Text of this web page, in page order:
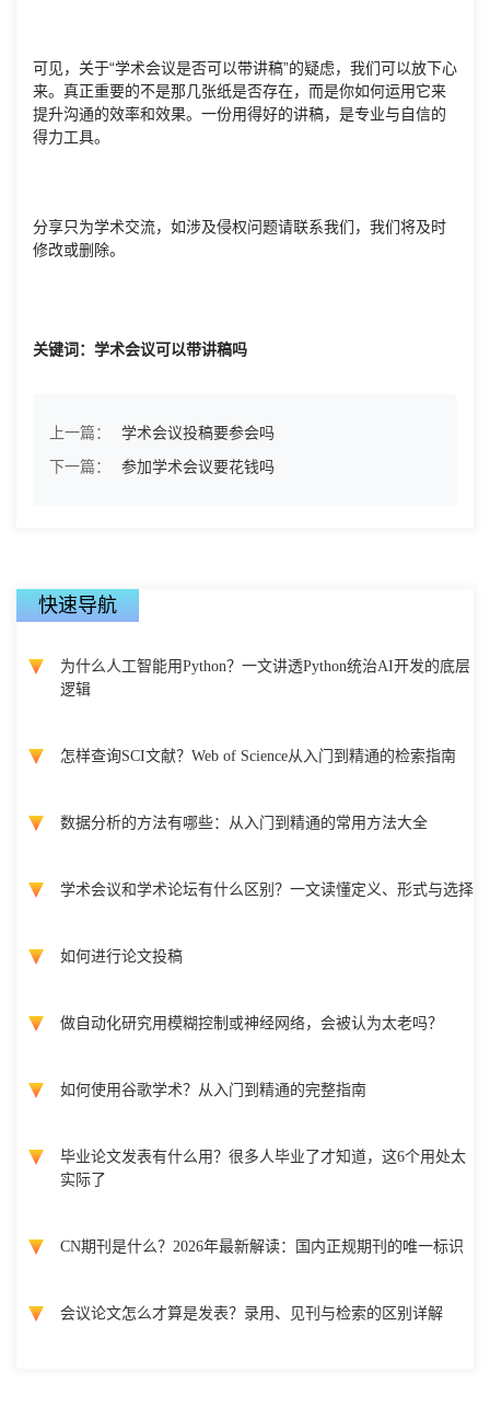
可见，关于“学术会议是否可以带讲稿”的疑虑，我们可以放下心
来。真正重要的不是那几张纸是否存在，而是你如何运用它来
提升沟通的效率和效果。一份用得好的讲稿，是专业与自信的
得力工具。
分享只为学术交流，如涉及侵权问题请联系我们，我们将及时
修改或删除。
关键词：学术会议可以带讲稿吗
上一篇：
学术会议投稿要参会吗
下一篇：
参加学术会议要花钱吗
快速导航
为什么人工智能用Python？一文讲透Python统治AI开发的底层
逻辑
怎样查询SCI文献？Web of Science从入门到精通的检索指南
数据分析的方法有哪些：从入门到精通的常用方法大全
学术会议和学术论坛有什么区别？一文读懂定义、形式与选择
如何进行论文投稿
做自动化研究用模糊控制或神经网络，会被认为太老吗？
如何使用谷歌学术？从入门到精通的完整指南
毕业论文发表有什么用？很多人毕业了才知道，这6个用处太
实际了
CN期刊是什么？2026年最新解读：国内正规期刊的唯一标识
会议论文怎么才算是发表？录用、见刊与检索的区别详解